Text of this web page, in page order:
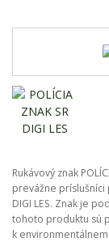
Rukávový znak
prevážne príslušníci
DIGI LES. Znak je
tohoto produktu sú
k